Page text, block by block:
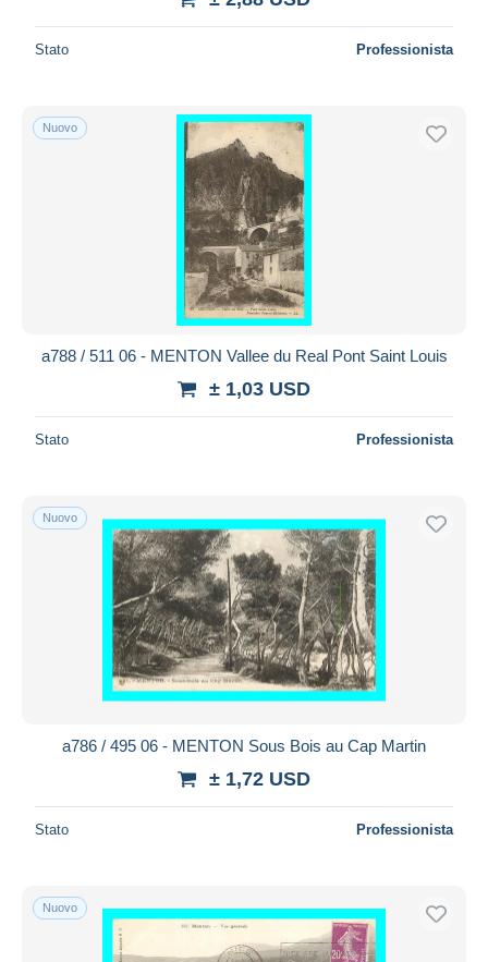
Stato Professionista
Nuovo
a788 / 511 06 - MENTON Vallee du Real Pont Saint Louis
± 1,03 USD
Stato Professionista
Nuovo
a786 / 495 06 - MENTON Sous Bois au Cap Martin
± 1,72 USD
Stato Professionista
Nuovo